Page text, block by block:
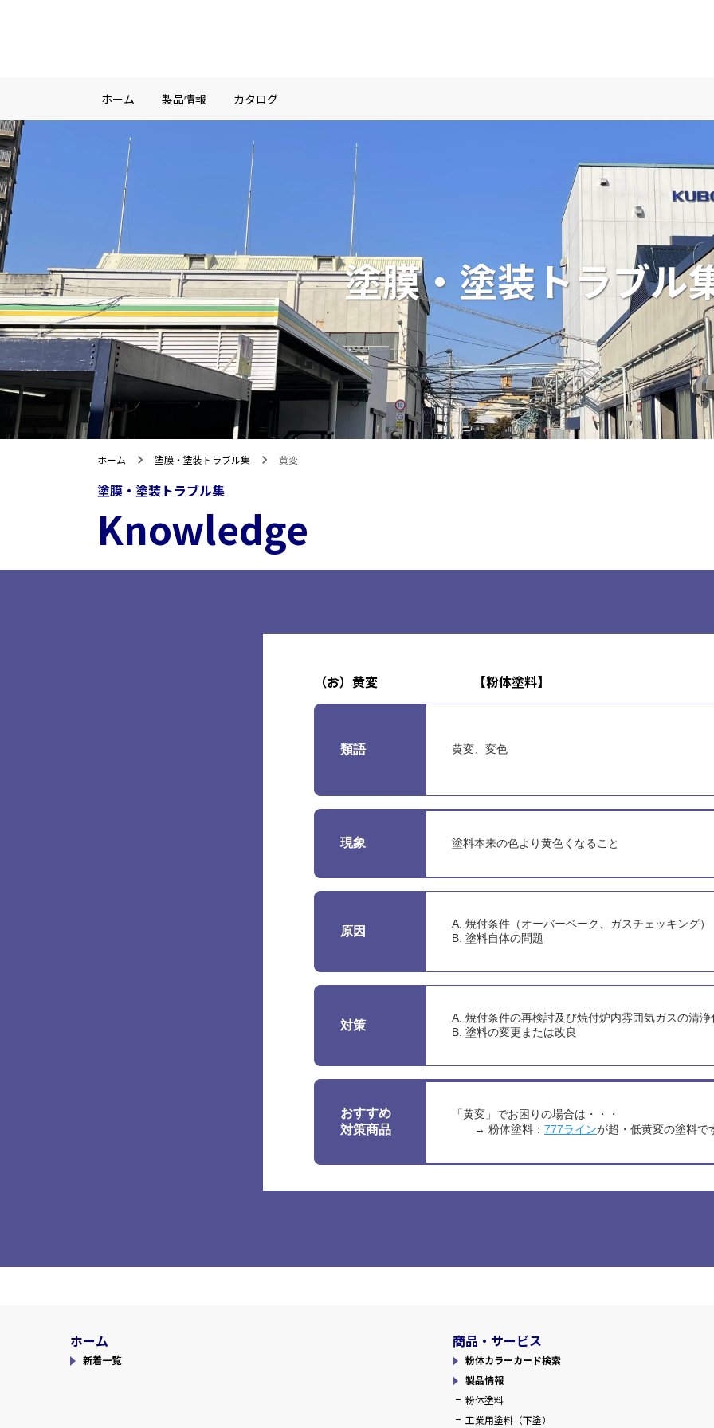
ホーム 製品情報 カタログ
塗膜・塗装トラブル
ホーム 塗膜・塗装トラブル集 黄変
塗膜・塗装トラブル集
Knowledge
（お） 黄変 【粉体塗料】
類語 黄変、変色
現象 塗料本来の色より黄色くなること
原因
A. 焼付条件（オーバーベーク、ガスチェッキング）
B. 塗料自体の問題
対策
A. 焼付条件の再検討及び焼付炉内雰囲気ガスの清浄
B. 塗料の変更または改良
おすすめ
対策商品
「黄変」でお困りの場合は・・・
→ 粉体塗料： 777ラインが超・低黄変の塗料で
ホーム
新着一覧
商品・サービス
粉体カラーカード検索
製品情報
粉体塗料
工業用塗料（下塗）